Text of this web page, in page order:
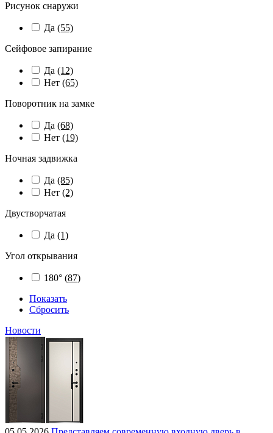
Рисунок снаружи
Да (55)
Сейфовое запирание
Да (12)
Нет (65)
Поворотник на замке
Да (68)
Нет (19)
Ночная задвижка
Да (85)
Нет (2)
Двустворчатая
Да (1)
Угол открывания
180° (87)
Показать
Сбросить
Новости